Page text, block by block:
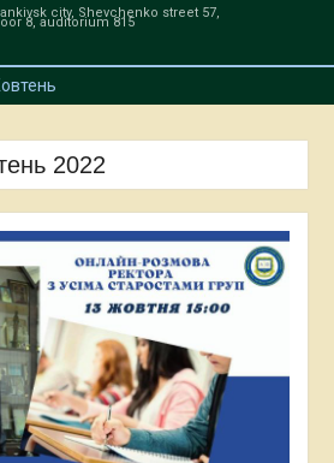
city, Shevchenko street 57,
8, auditorium 815
2022